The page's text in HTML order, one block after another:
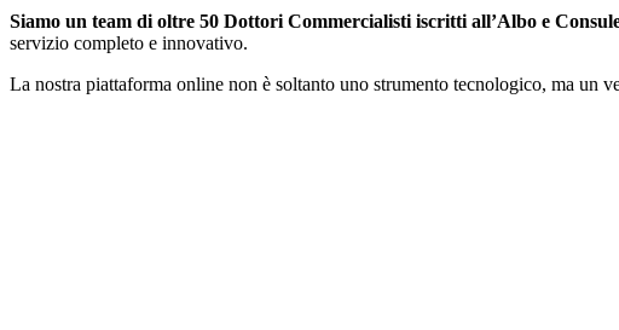
Siamo un team di oltre 50 Dottori Commercialisti iscritti all’Albo e
servizio completo e innovativo.
La nostra piattaforma online non è soltanto uno strumento tecnologico, ma un